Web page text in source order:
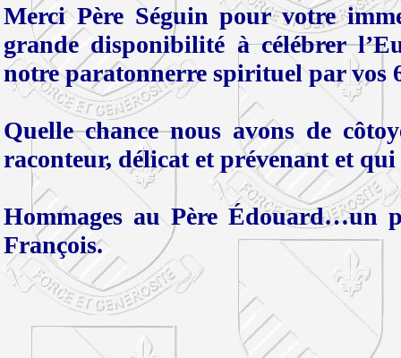
Merci Père Séguin pour votre
grande disponibilité à célébrer
notre paratonnerre spirituel par vos
Quelle chance nous avons de
raconteur, délicat et prévenant et
Hommages au Père Édouard…un
François.